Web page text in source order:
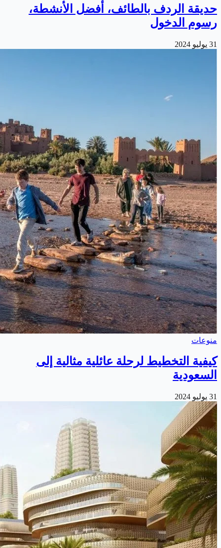
حديقة الردف بالطائف، أفضل الأنشطة،
رسوم الدخول
31 يوليو 2024
منوعات
كيفية التخطيط لرحلة عائلية مثالية إلى
السعودية
31 يوليو 2024